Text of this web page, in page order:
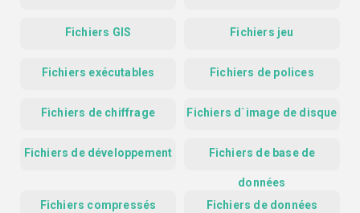
Fichiers GIS Fichiers jeu
Fichiers exécutables Fichiers de polices
Fichiers de chiffrage Fichiers d`image de disque
Fichiers de développement Fichiers de base de
données
Fichiers compressés
Fichiers de données